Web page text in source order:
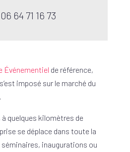
06 64 71 16 73
Événementiel de référence,
imposé sur le marché du
quelques kilomètres de
se déplace dans toute la
séminaires, inaugurations ou